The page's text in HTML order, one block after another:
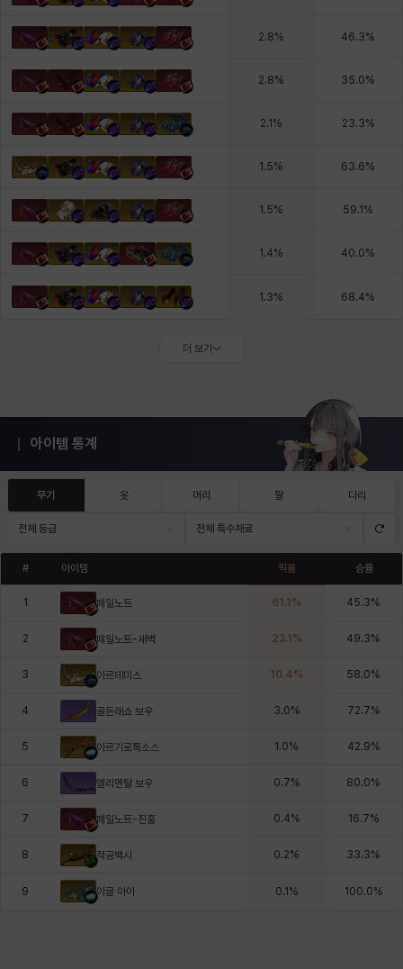
2.8% 46.3%
2.8% 35.0%
2.1 % 23.3%
1.5% 63.6%
1.5% 59.1 %
1.4% 40.0%
1.3% 68.4%
더 보기
아이템 통계
무기 옷 머리 팔 다리
전체 등급 전체 특수재료
# 아이템 픽률 승률
1 페일노트 61.1 % 45.3%
2 페일노트-새벽 23.1 % 49.3%
3 아르테미스 10.4% 58.0%
4 골든래쇼 보우 3.0% 72.7%
5 아르기로톡소스 1.0% 42.9%
6 엘리멘탈 보우 0.7% 80.0%
7 페일노트-진홍 0.4% 16.7%
8 적궁백시 0.2% 33.3%
9 이글 아이 0.1 % 100.0%